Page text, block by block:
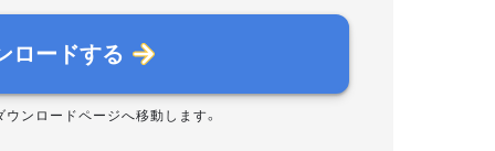
ロードする
ウンロードページへ移動します。